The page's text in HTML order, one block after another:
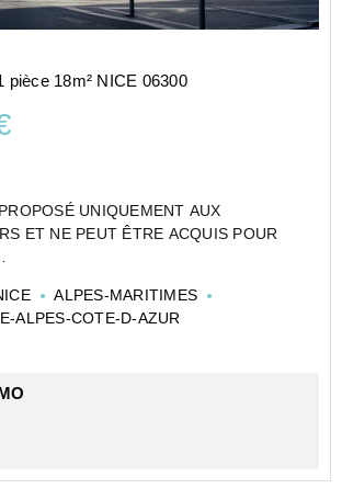
pièce 18m² NICE 06300
UNIQUEMENT AUX
ET NE PEUT ÊTRE ACQUIS POUR
LMNP GÉRÉ PAR APPART CITY -
ALPES-MARITIMES
ALPES-COTE-D-AZUR
l'agence